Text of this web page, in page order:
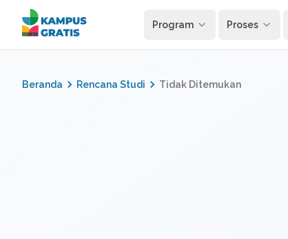
Langsung ke konten utama
Program Proses
Beranda Rencana Studi Tidak Ditemukan